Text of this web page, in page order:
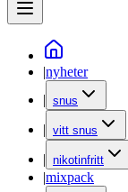
|nyheter
| snus
| vitt snus
| nikotinfritt
|mixpack